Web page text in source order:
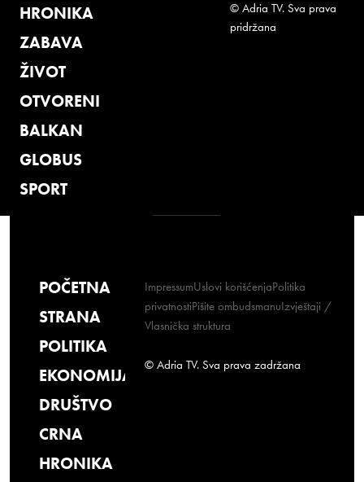
HRONIKA
ZABAVA
ŽIVOT
OTVORENI
BALKAN
GLOBUS
SPORT
© Adria TV. Sva prava
pridržana
POČETNA
STRANA
POLITIKA
EKONOMIJA
DRUŠTVO
CRNA
HRONIKA
ImpressumUslovi korišćenjaPolitika
privatnostiPišite ombudsmanuIzvještaji /
Vlasnička struktura
© Adria TV. Sva prava zadržana